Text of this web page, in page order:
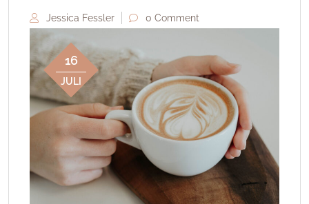
Jessica Fessler 0 Comment
16
JULI